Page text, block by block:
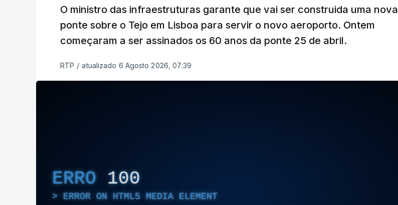
O ministro das infraestruturas garante que vai ser construida uma nova
ponte sobre o Tejo em Lisboa para servir o novo aeroporto. Ontem
começaram a ser assinados os 60 anos da ponte 25 de abril.
RTP / atualizado 6 Agosto 2026, 07:39
ERRO 100
ERROR ON HTML5 MEDIA ELEMENT